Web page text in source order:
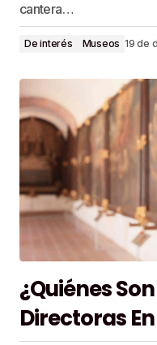
cantera…
De interés Museos 19 de
¿Quiénes
Directoras En